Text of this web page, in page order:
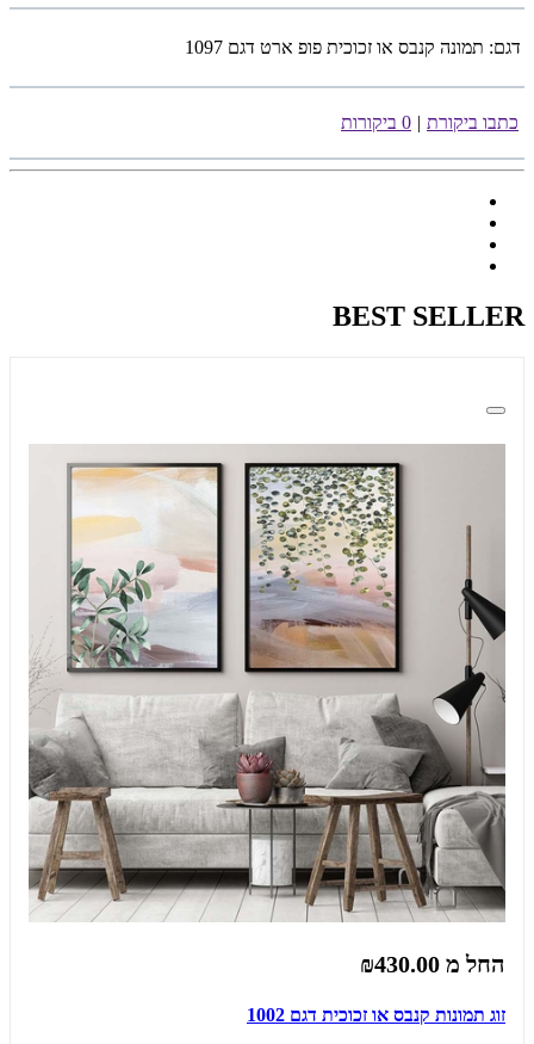
דגם: תמונה קנבס או זכוכית פופ ארט דגם 1097
כתבו ביקורת | 0 ביקורות
BEST SELLER
החל מ ₪430.00
זוג תמונות קנבס או זכוכית דגם 1002